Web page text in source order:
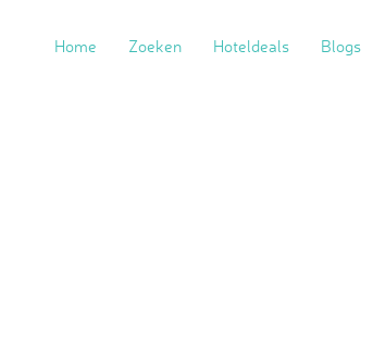
Home Zoeken Hoteldeals Blogs